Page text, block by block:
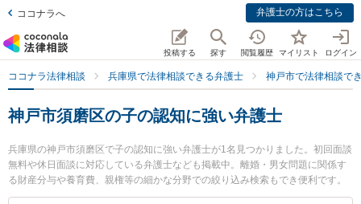
ココナラへ 弁護士の方はこちら
投稿する 探す 閲覧履歴 マイリスト ログイン
ココナラ法律相談 兵庫県で法律相談できる弁護士 神戸市で法律相談で
神戸市須磨区の子の認知に強い弁護士
兵庫県の神戸市須磨区で子の認知に強い弁護士が1名見つかりました。初回面談
無料や休日面談に対応している弁護士なども掲載中。離婚・男女問題に関係す
る財産分与や養育費、親権等の細かな分野での絞り込み検索もでき便利です。
特に弁護士法人ひょうご支所神戸みらい法律会計事務所の藤井 貴之弁護士のプ